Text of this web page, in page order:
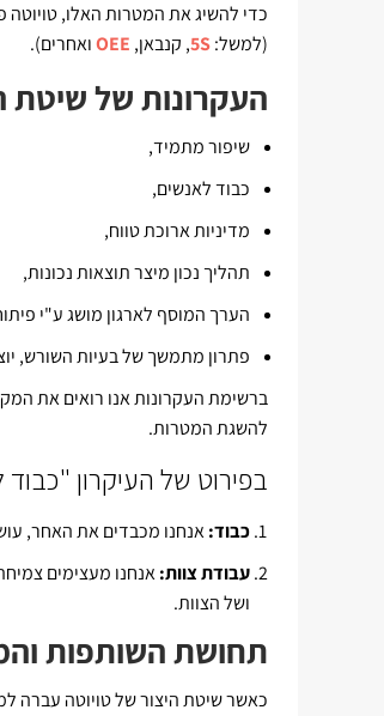
כדי להשיג את המטרות האלו,
(למשל:5S, קנבאן, OEEואחרים).
העקרונות של שיטת
שיפור מתמיד,
כבוד לאנשים,
מדיניות ארוכת טווח,
תהליך נכון מיצר תוצאות נכונות,
הערך המוסף לארגון מושג ע"י
פתרון מתמשך של בעיות
ברשימת העקרונות אנו רואים את
להשגת המטרות.
בפירוט של העיקרון
כבוד:אנחנו מכבדים את האחר,
עבודת צוות:אנחנו מעצימים
ושל הצוות.
תחושת השותפות
כאשר שיטת היצור של טויוטה עברה